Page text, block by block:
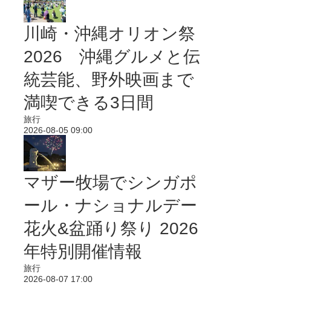
川崎・沖縄オリオン祭
2026 沖縄グルメと伝
統芸能、野外映画まで
満喫できる3日間
旅行
2026-08-05 09:00
マザー牧場でシンガポ
ール・ナショナルデー
花火&盆踊り祭り 2026
年特別開催情報
旅行
2026-08-07 17:00